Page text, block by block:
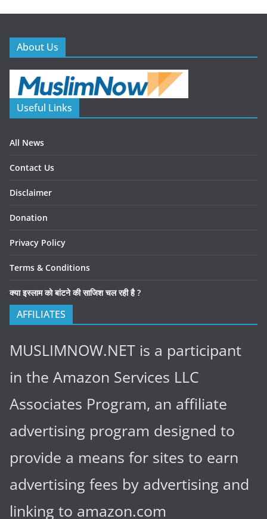
About Us
Useful Links
All News
Contact Us
Disclaimer
Donation
Privacy Policy
Terms & Conditions
क्या इस्लाम को बांटने की साजिश चल रही है ?
AFFILIATES
MUSLIMNOW.NET is a participant
in the Amazon Services LLC
Associates Program, an affiliate
advertising program designed to
provide a means for sites to earn
advertising fees by advertising and
linking to amazon.com